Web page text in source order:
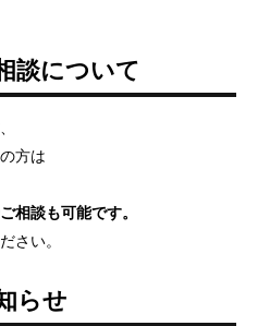
談について
方は
相談も可能です。
さい。
らせ